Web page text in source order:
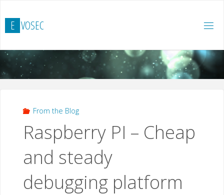
contenuto
E VOSEC
From the Blog
Raspberry PI – Cheap
and steady
debugging platform